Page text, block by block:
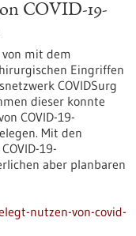
COVID-19-
mit dem
Eingriffen
COVIDSurg
dieser konnte
COVID-19-
Mit den
19-
aber planbaren
nutzen-von-covid-